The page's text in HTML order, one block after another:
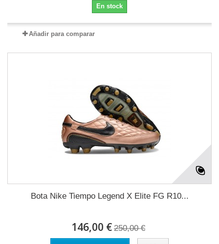
En stock
Añadir para comparar
Bota Nike Tiempo Legend X Elite FG R10...
146,00 € 250,00 €